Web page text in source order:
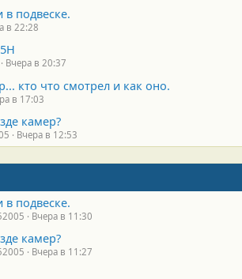
в подвеске.
в 22:28
Вчера в 20:37
кто что смотрел и как оно.
в 17:03
камер?
Вчера в 12:53
в подвеске.
Вчера в 11:30
камер?
Вчера в 11:27